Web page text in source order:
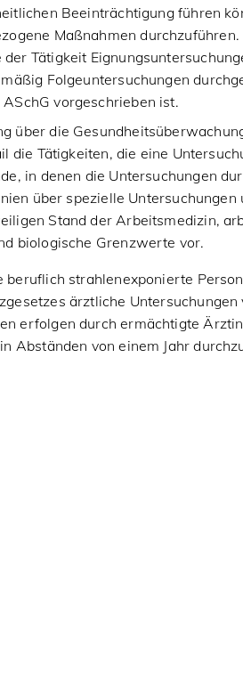
Beeinträchtigung führen
Maßnahmen
Tätigkeit
Folgeuntersuchungen
vorgeschrieben ist.
über die
die Tätigkeiten, die eine
in denen die Untersuchungen
über spezielle
Stand der Arbeitsmedizin,
biologische Grenzwerte vor.
beruflich strahlenexponierte
ärztliche Untersuchungen
erfolgen durch ermächtigte
Abständen von einem Jahr